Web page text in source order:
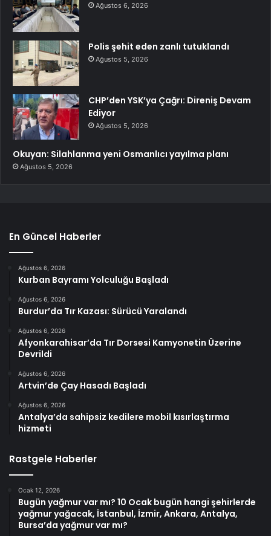
Ağustos 6, 2026
Polis şehit eden zanlı tutuklandı
Ağustos 5, 2026
CHP’den YSK’ya Çağrı: Direniş Devam
Ediyor
Ağustos 5, 2026
Okuyan: Silahlanma yeni Osmanlıcı yayılma planı
Ağustos 5, 2026
En Güncel Haberler
Ağustos 6, 2026
Kurban Bayramı Yolculuğu Başladı
Ağustos 6, 2026
Burdur’da Tır Kazası: Sürücü Yaralandı
Ağustos 6, 2026
Afyonkarahisar’da Tır Dorsesi Kamyonetin Üzerine
Devrildi
Ağustos 6, 2026
Artvin’de Çay Hasadı Başladı
Ağustos 6, 2026
Antalya’da sahipsiz kedilere mobil kısırlaştırma
hizmeti
Rastgele Haberler
Ocak 12, 2026
Bugün yağmur var mı? 10 Ocak bugün hangi şehirlerde
yağmur yağacak, İstanbul, İzmir, Ankara, Antalya,
Bursa’da yağmur var mı?